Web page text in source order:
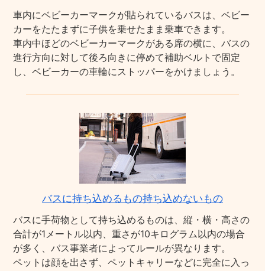
車内にベビーカーマークが貼られているバスは、ベビー
カーをたたまずに子供を乗せたまま乗車できます。
車内中ほどのベビーカーマークがある席の横に、バスの
進行方向に対して後ろ向きに停めて補助ベルトで固定
し、ベビーカーの車輪にストッパーをかけましょう。
バスに持ち込めるもの持ち込めないもの
バスに手荷物として持ち込めるものは、縦・横・高さの
合計が1メートル以内、重さが10キログラム以内の場合
が多く、バス事業者によってルールが異なります。
ペットは顔を出さず、ペットキャリーなどに完全に入っ